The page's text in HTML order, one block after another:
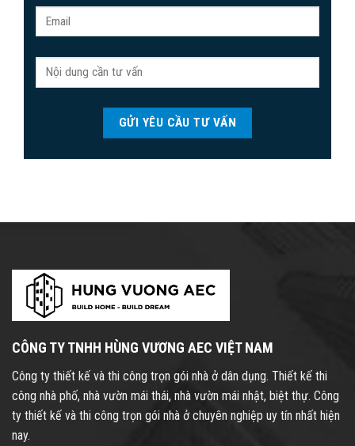
CÔNG TY TNHH HÙNG VƯƠNG AEC VIỆT NAM
Công ty thiết kế và thi công trọn gói nhà ở dân dụng. Thiết kế thi
công nhà phố, nhà vườn mái thái, nhà vườn mái nhật, biệt thự. Công
ty thiết kế và thi công trọn gói nhà ở chuyên nghiệp uy tín nhất hiện
nay.